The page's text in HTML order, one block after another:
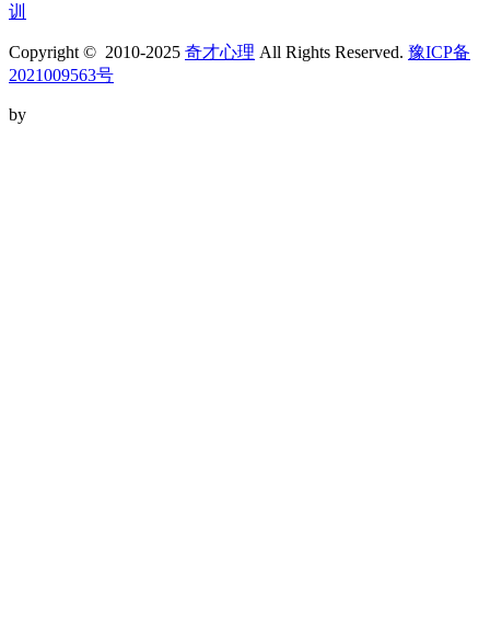
训
Copyright © 2010-2025 奇才心理 All Rights Reserved. 豫ICP备
2021009563号
by